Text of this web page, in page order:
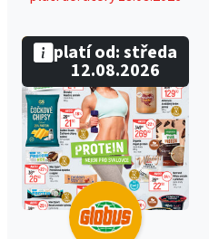
platí od: středa
12.08.2026